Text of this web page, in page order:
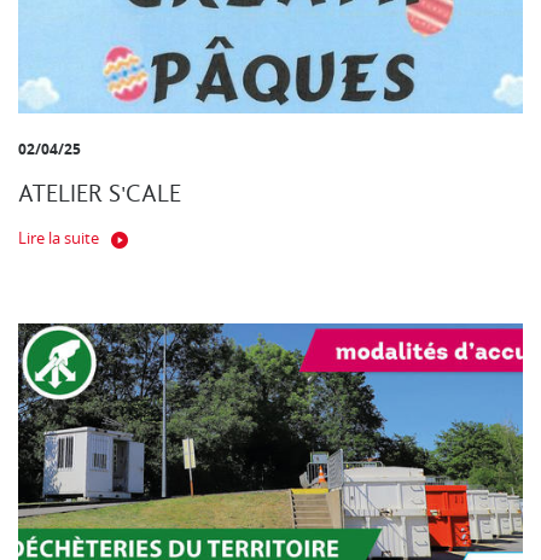
02/04/25
ATELIER S'CALE
Lire la suite